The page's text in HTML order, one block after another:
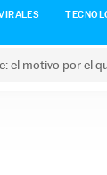
el motivo por el